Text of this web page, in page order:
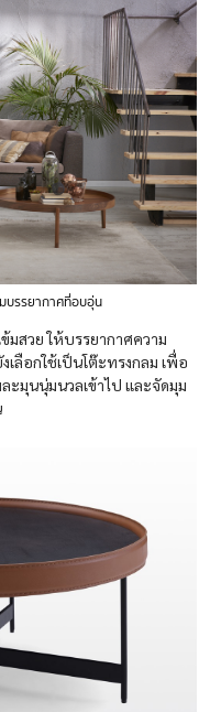
บรรยากาศที่อบอุ่น
มสวย ให้บรรยากาศความ
ลือกใช้เป็นโต๊ะทรงกลม เพื่อ
ะมุนนุ่มนวลเข้าไป และจัดมุม